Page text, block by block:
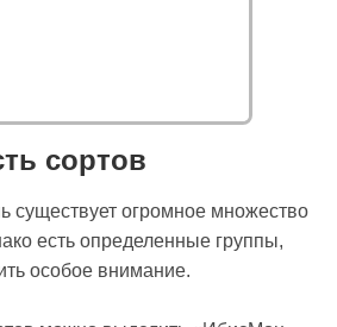
сортов
существует огромное множество
есть определенные группы,
особое внимание.